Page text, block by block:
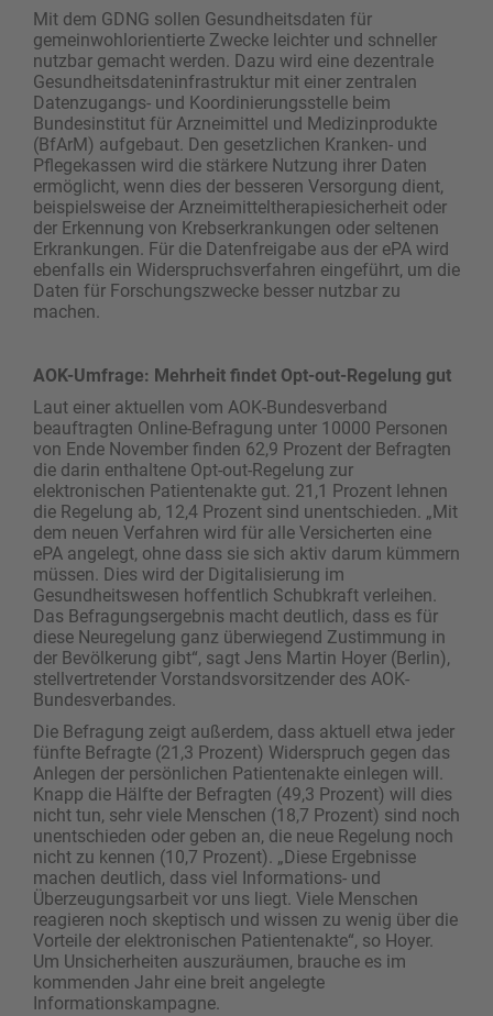
Mit dem GDNG sollen Gesundheitsdaten für
gemeinwohlorientierte Zwecke leichter und schneller
nutzbar gemacht werden. Dazu wird eine dezentrale
Gesundheitsdateninfrastruktur mit einer zentralen
Datenzugangs- und Koordinierungsstelle beim
Bundesinstitut für Arzneimittel und Medizinprodukte
(BfArM) aufgebaut. Den gesetzlichen Kranken- und
Pflegekassen wird die stärkere Nutzung ihrer Daten
ermöglicht, wenn dies der besseren Versorgung dient,
beispielsweise der Arzneimitteltherapiesicherheit oder
der Erkennung von Krebserkrankungen oder seltenen
Erkrankungen. Für die Datenfreigabe aus der ePA wird
ebenfalls ein Widerspruchsverfahren eingeführt, um die
Daten für Forschungszwecke besser nutzbar zu
machen.
AOK-Umfrage: Mehrheit findet Opt-out-Regelung gut
Laut einer aktuellen vom AOK-Bundesverband
beauftragten Online-Befragung unter 10000 Personen
von Ende November finden 62,9 Prozent der Befragten
die darin enthaltene Opt-out-Regelung zur
elektronischen Patientenakte gut. 21,1 Prozent lehnen
die Regelung ab, 12,4 Prozent sind unentschieden. „Mit
dem neuen Verfahren wird für alle Versicherten eine
ePA angelegt, ohne dass sie sich aktiv darum kümmern
müssen. Dies wird der Digitalisierung im
Gesundheitswesen hoffentlich Schubkraft verleihen.
Das Befragungsergebnis macht deutlich, dass es für
diese Neuregelung ganz überwiegend Zustimmung in
der Bevölkerung gibt“, sagt Jens Martin Hoyer (Berlin),
stellvertretender Vorstandsvorsitzender des AOK-
Bundesverbandes.
Die Befragung zeigt außerdem, dass aktuell etwa jeder
fünfte Befragte (21,3 Prozent) Widerspruch gegen das
Anlegen der persönlichen Patientenakte einlegen will.
Knapp die Hälfte der Befragten (49,3 Prozent) will dies
nicht tun, sehr viele Menschen (18,7 Prozent) sind noch
unentschieden oder geben an, die neue Regelung noch
nicht zu kennen (10,7 Prozent). „Diese Ergebnisse
machen deutlich, dass viel Informations- und
Überzeugungsarbeit vor uns liegt. Viele Menschen
reagieren noch skeptisch und wissen zu wenig über die
Vorteile der elektronischen Patientenakte“, so Hoyer.
Um Unsicherheiten auszuräumen, brauche es im
kommenden Jahr eine breit angelegte
Informationskampagne.